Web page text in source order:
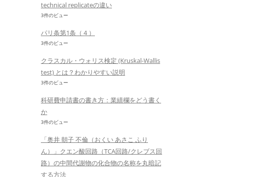
technical replicateの違い
3件のビュー
パリ条第1条（４）
3件のビュー
クラスカル・ウォリス検定 (Kruskal-Wallis
test) とは？わかりやすい説明
3件のビュー
科研費申請書の書き方：業績欄をどう書く
か
3件のビュー
「奥井 朝子 不倫（おくい あさこ ふり
ん）」クエン酸回路（TCA回路/クレブス回
路）の中間代謝物の化合物の名称を丸暗記
する方法